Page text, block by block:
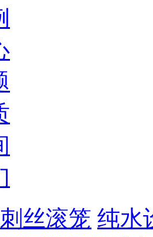
刺丝滚笼 纯水